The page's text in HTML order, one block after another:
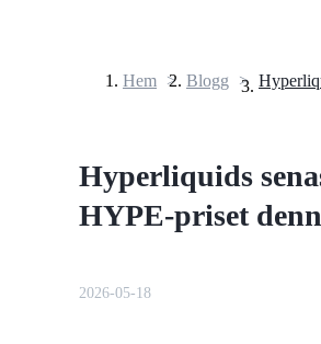
Hem > Blogg >
Hyperliquids
HYPE-priset
2026-05-18